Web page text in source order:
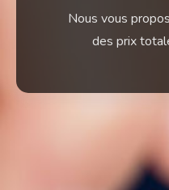
Nous vous
des prix